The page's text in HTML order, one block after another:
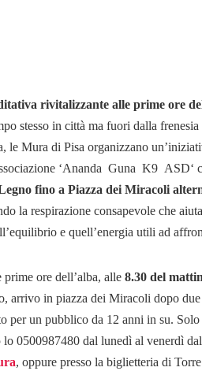
rivitalizzante alle prime ore
stesso in città ma fuori dalla
le Mura di Pisa organizzano
‘Ananda Guna K9 ASD‘
fino a Piazza dei Miracoli
la respirazione consapevole che
e quell’energia utili ad
ore dell’alba, alle 8.30 del
arrivo in piazza dei Miracoli dopo
per un pubblico da 12 anni in su.
0500987480 dal lunedì al venerdì
, oppure presso la biglietteria di